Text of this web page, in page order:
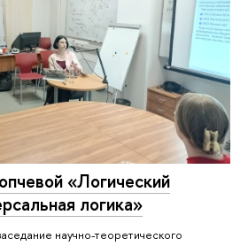
«Логический
логика»
научно-теоретического